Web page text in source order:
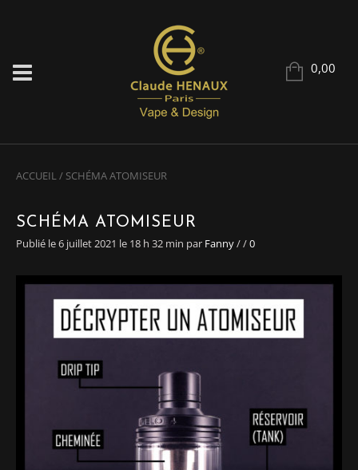
0,00
ACCUEIL/ SCHÉMA ATOMISEUR
SCHÉMA ATOMISEUR
Publié le 6 juillet 2021 le 18 h 32 min par Fanny//0